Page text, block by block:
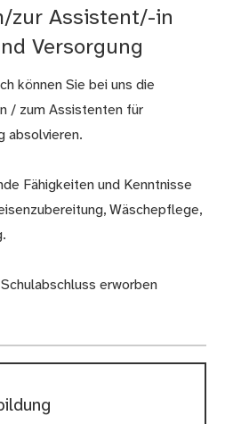
zur Assistent/-in
Versorgung
können Sie bei uns die
/ zum Assistenten für
absolvieren.
Fähigkeiten und Kenntnisse
Wäschepflege,
erworben